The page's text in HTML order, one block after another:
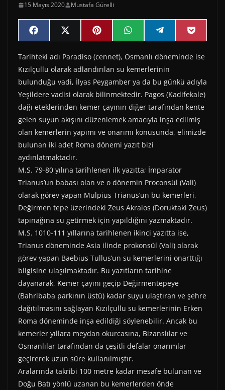
15 Mayıs 2020 Mustafa Gürelli
Share
on
F
a
e
b
o
o
k
Share
on
X
(
w
i
t
t
e
r
)
Share
on
P
i
t
e
r
e
s
t
Share
on
W
h
t
s
A
p
p
Share
on
e
e
g
r
a
m
Share
on
P
o
k
Tarihteki adı Paradiso (cennet), Osmanlı döneminde ise
Kızılçullu olarak adlandırılan su kemerlerinin
bulunduğu vadi, İlyas Peygamber ya da bu günkü adıyla
Yeşildere vadisi olarak bilinmektedir. Pagos (Kadifekale)
dağı eteklerinden kemer çayının diğer tarafından kente
gelen suyun akışını düzenlemek amacıyla inşa edilmiş
olan kemerlerin yapımı ve onarımı konusunda, elimizde
bulunan iki adet Roma dönemi yazıt bizi
aydınlatmaktadır.
M.S. 79-80 yılına tarihlenen ilk yazıtta; İmparator
Trianus’un babası olan ve o dönemin Proconsül (Vali)
olarak görev yapan Mulpius Trianus’un bu kemerleri,
Değirmen tepe üzerindeki Zeus Akraios (Doruktaki Zeus)
tapınağına su getirmek için yapıldığını yazmaktadır.
M.S. 1010-111 yıllarına tarihlenen ikinci yazıtta ise,
Trianus döneminde Asia ilinde prokonsül (Vali) olarak
görev yapan Baebius Tullus’un su kemerlerini onarttığı
bilgisine ulaşılmaktadır. Bu yazıtların tarihine
dayanarak, Kemer çayını geçip Değirmentepeye
(Bahribaba parkının üstü) kadar suyu ulaştıran ve şehre
dağıtılmasını sağlayan Kızılçullu su kemerlerinin Erken
Roma döneminde inşa edildiği söylenebilir. Ancak bu
kemerler yıllara meydan okurcasına, Bizanslılar ve
Osmanlılar tarafından da çeşitli defalar onarımlar
geçirerek uzun süre kullanılmıştır.
Aralarında takribi 100 metre kadar mesafe bulunan ve
Doğu Batı yönlü uzanan bu kemerlerden önde